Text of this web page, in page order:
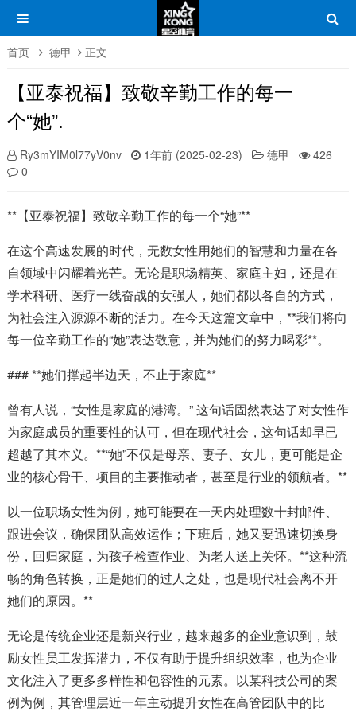
首页 德甲 正文
【亚泰祝福】致敬辛勤工作的每一
个“她”.
Ry3mYIM0l77yV0nv 1年前 (2025-02-23) 德甲
426
0
**【亚泰祝福】致敬辛勤工作的每一个“她”**
在这个高速发展的时代，无数女性用她们的智慧和力量在各
自领域中闪耀着光芒。无论是职场精英、家庭主妇，还是在
学术科研、医疗一线奋战的女强人，她们都以各自的方式，
为社会注入源源不断的活力。在今天这篇文章中，**我们将向
每一位辛勤工作的“她”表达敬意，并为她们的努力喝彩**。
### **她们撑起半边天，不止于家庭**
曾有人说，“女性是家庭的港湾。” 这句话固然表达了对女性作
为家庭成员的重要性的认可，但在现代社会，这句话却早已
超越了其本义。**“她”不仅是母亲、妻子、女儿，更可能是企
业的核心骨干、项目的主要推动者，甚至是行业的领航者。**
以一位职场女性为例，她可能要在一天内处理数十封邮件、
跟进会议，确保团队高效运作；下班后，她又要迅速切换身
份，回归家庭，为孩子检查作业、为老人送上关怀。**这种流
畅的角色转换，正是她们的过人之处，也是现代社会离不开
她们的原因。**
无论是传统企业还是新兴行业，越来越多的企业意识到，鼓
励女性员工发挥潜力，不仅有助于提升组织效率，也为企业
文化注入了更多多样性和包容性的元素。以某科技公司的案
例为例，其管理层近一年主动提升女性在高管团队中的比